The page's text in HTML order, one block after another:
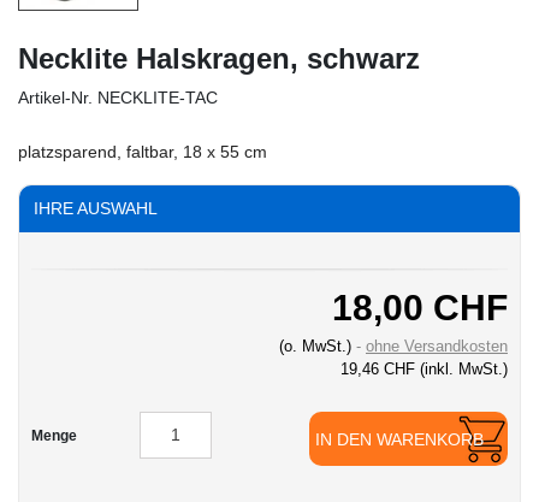
Necklite Halskragen, schwarz
Artikel-Nr. NECKLITE-TAC
platzsparend, faltbar, 18 x 55 cm
IHRE AUSWAHL
18,00 CHF
(o. MwSt.)
ohne Versandkosten
19,46 CHF (inkl. MwSt.)
Menge IN DEN WARENKORB